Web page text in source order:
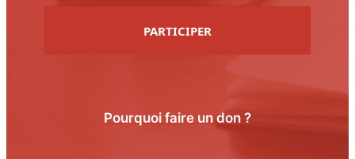
PARTICIPER
Pourquoi faire un don ?